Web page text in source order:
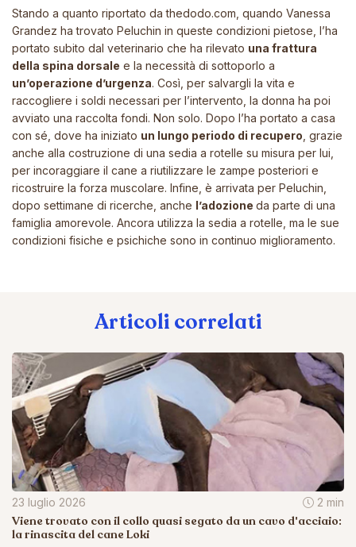
Stando a quanto riportato dathedodo.com , quando Vanessa
Grandez ha trovato Peluchin in queste condizioni pietose, l’ha
portato subito dal veterinario che ha rilevato una frattura
della spina dorsale e la necessità di sottoporlo a
un’operazione d’urgenza. Così, per salvargli la vita e
raccogliere i soldi necessari per l’intervento, la donna ha poi
avviato una raccolta fondi. Non solo. Dopo l’ha portato a casa
con sé, dove ha iniziato un lungo periodo di recupero , grazie
anche alla costruzione di una sedia a rotelle su misura per lui,
per incoraggiare il cane a riutilizzare le zampe posteriori e
ricostruire la forza muscolare. Infine, è arrivata per Peluchin,
dopo settimane di ricerche, anche l’adozione da parte di una
famiglia amorevole. Ancora utilizza la sedia a rotelle, ma le sue
condizioni fisiche e psichiche sono in continuo miglioramento.
Articoli correlati
23 luglio 2026 2 min
Viene trovato con il collo quasi segato da un cavo d'acciaio:
la rinascita del cane Loki